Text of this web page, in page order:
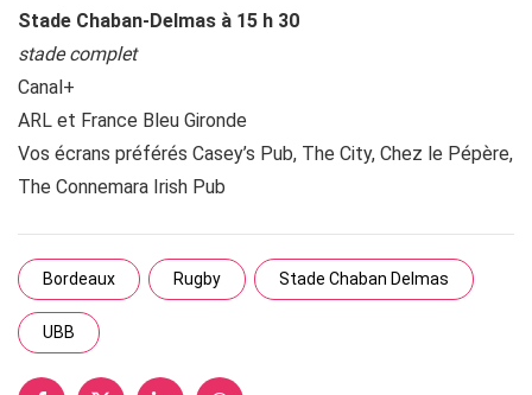
Stade Chaban-Delmas à 15 h 30
stade complet
Canal+
ARL et France Bleu Gironde
Vos écrans préférés Casey’s Pub, The City, Chez le Pépère,
The Connemara Irish Pub
Bordeaux Rugby Stade Chaban Delmas
UBB